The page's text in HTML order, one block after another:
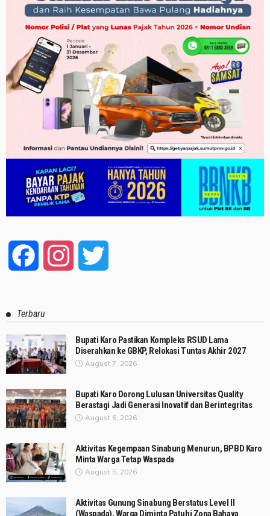
Facebook Instagram
Terbaru
Bupati Karo Pastikan Kompleks RSUD Lama
Diserahkan ke GBKP, Relokasi Tuntas Akhir 2027
August 7, 2026
Bupati Karo Dorong Lulusan Universitas Quality
Berastagi Jadi Generasi Inovatif dan Berintegritas
August 6, 2026
Aktivitas Kegempaan Sinabung Menurun, BPBD Karo
Minta Warga Tetap Waspada
August 5, 2026
Aktivitas Gunung Sinabung Berstatus Level II
(Waspada), Warga Diminta Patuhi Zona Bahaya